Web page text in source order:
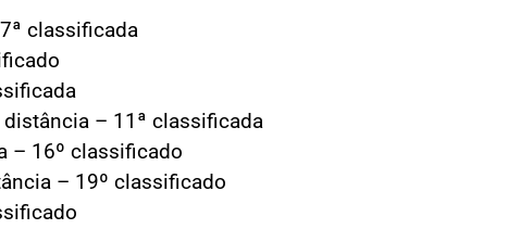
classificada
– 11ª classificada
– 16º classificado
– 19º classificado